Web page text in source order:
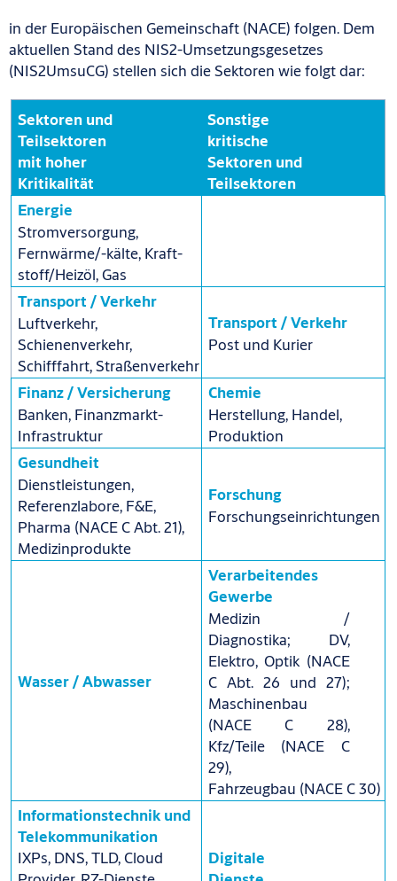
in der Europäischen Gemeinschaft (NACE) folgen. Dem
aktuellen Stand des NIS2-Umsetzungsgesetzes
(NIS2UmsuCG) stellen sich die Sektoren wie folgt dar:
Sektoren und
Teilsektoren
mit hoher
Kritikalität
Sonstige
kritische
Sektoren und
Teilsektoren
Energie
Stromversorgung,
Fernwärme/-kälte, Kraft-
stoff/Heizöl, Gas
Transport / Verkehr
Luftverkehr,
Schienenverkehr,
Schifffahrt, Straßenverkehr
Transport / Verkehr
Post und Kurier
Finanz / Versicherung
Banken, Finanzmarkt-
Infrastruktur
Chemie
Herstellung, Handel,
Produktion
Gesundheit
Dienstleistungen,
Referenzlabore, F&E,
Pharma (NACE C Abt. 21),
Medizinprodukte
Forschung
Forschungseinrichtungen
Wasser / Abwasser
Verarbeitendes
Gewerbe
Medizin /
Diagnostika; DV,
Elektro, Optik (NACE
C Abt. 26 und 27);
Maschinenbau
(NACE C 28),
Kfz/Teile (NACE C
29),
Fahrzeugbau (NACE C 30)
Informationstechnik und
Telekommunikation
IXPs, DNS, TLD, Cloud
Digitale